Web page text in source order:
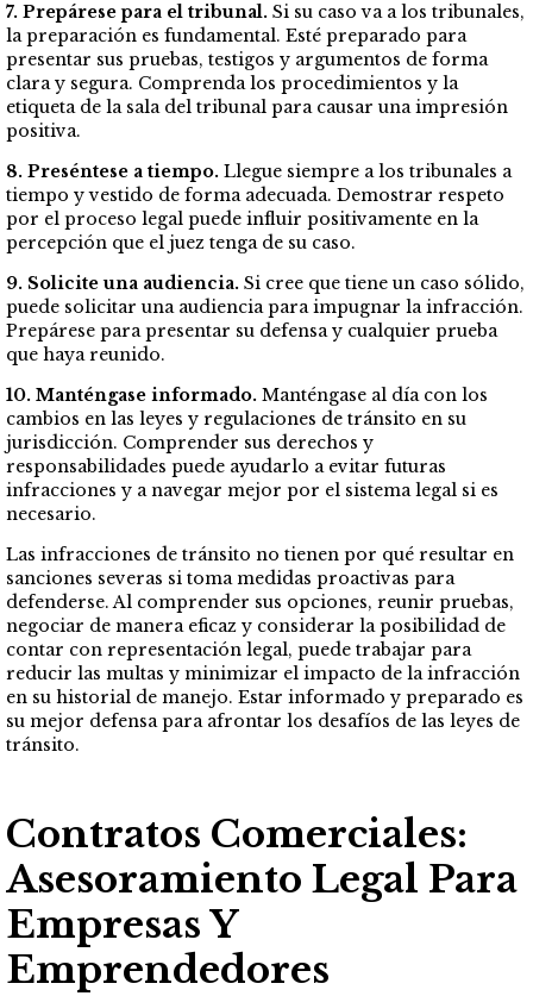
7. Prepárese para el tribunal. Si su caso va a los tribunales,
la preparación es fundamental. Esté preparado para
presentar sus pruebas, testigos y argumentos de forma
clara y segura. Comprenda los procedimientos y la
etiqueta de la sala del tribunal para causar una impresión
positiva.
8. Preséntese a tiempo. Llegue siempre a los tribunales a
tiempo y vestido de forma adecuada. Demostrar respeto
por el proceso legal puede influir positivamente en la
percepción que el juez tenga de su caso.
9. Solicite una audiencia. Si cree que tiene un caso sólido,
puede solicitar una audiencia para impugnar la infracción.
Prepárese para presentar su defensa y cualquier prueba
que haya reunido.
10. Manténgase informado. Manténgase al día con los
cambios en las leyes y regulaciones de tránsito en su
jurisdicción. Comprender sus derechos y
responsabilidades puede ayudarlo a evitar futuras
infracciones y a navegar mejor por el sistema legal si es
necesario.
Las infracciones de tránsito no tienen por qué resultar en
sanciones severas si toma medidas proactivas para
defenderse. Al comprender sus opciones, reunir pruebas,
negociar de manera eficaz y considerar la posibilidad de
contar con representación legal, puede trabajar para
reducir las multas y minimizar el impacto de la infracción
en su historial de manejo. Estar informado y preparado es
su mejor defensa para afrontar los desafíos de las leyes de
tránsito.
Contratos Comerciales:
Asesoramiento Legal Para
Empresas Y
Emprendedores